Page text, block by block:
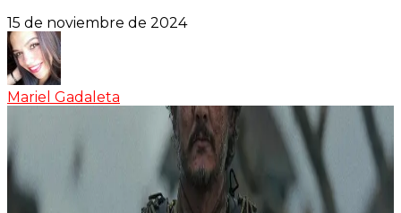
15 de noviembre de 2024
Mariel Gadaleta